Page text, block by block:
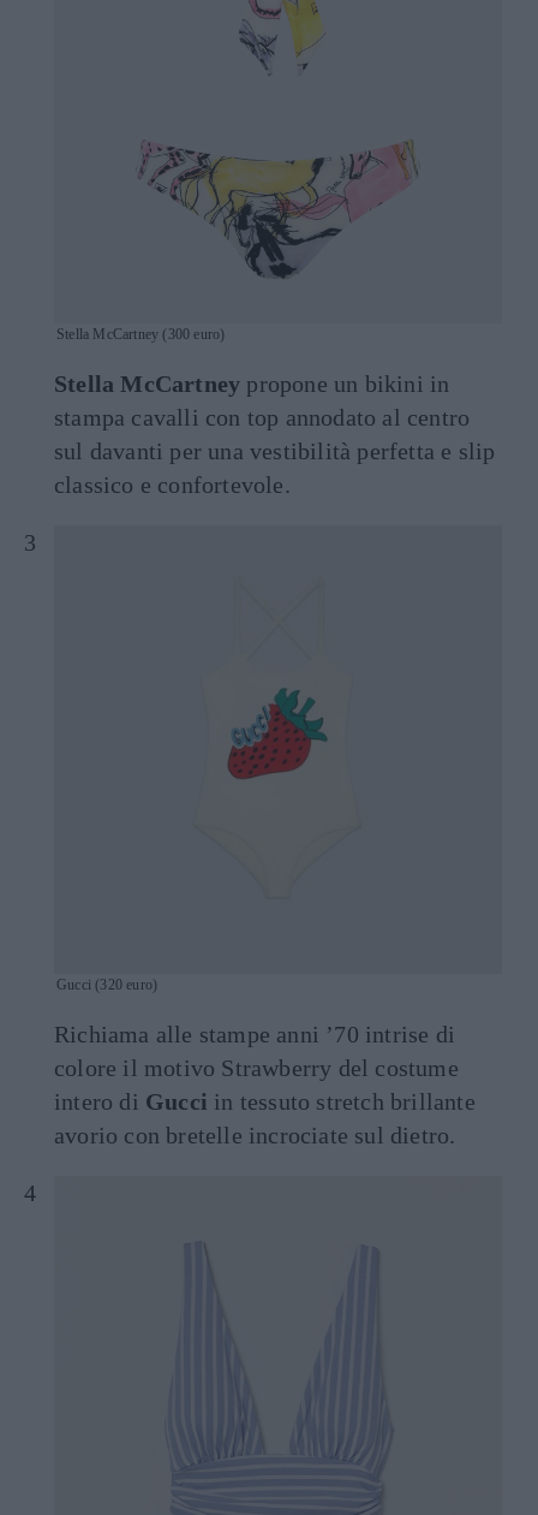
Stella McCartney (300 euro)
Stella McCartney propone un bikini in
stampa cavalli con top annodato al centro
sul davanti per una vestibilità perfetta e slip
classico e confortevole.
Gucci (320 euro)
Richiama alle stampe anni ’70 intrise di
colore il motivo Strawberry del costume
intero di Gucci in tessuto stretch brillante
avorio con bretelle incrociate sul dietro.